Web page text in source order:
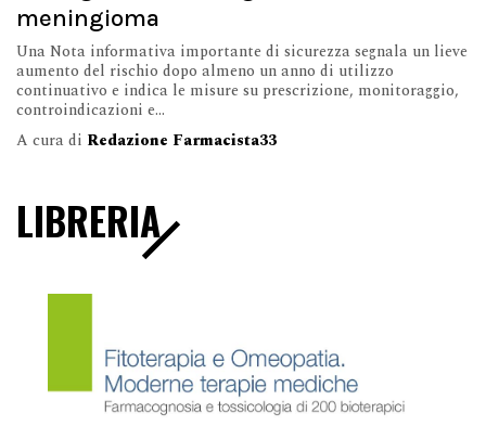
meningioma
Una Nota informativa importante di sicurezza segnala un lieve
aumento del rischio dopo almeno un anno di utilizzo
continuativo e indica le misure su prescrizione, monitoraggio,
controindicazioni e...
A cura di Redazione Farmacista33
LIBRERIA